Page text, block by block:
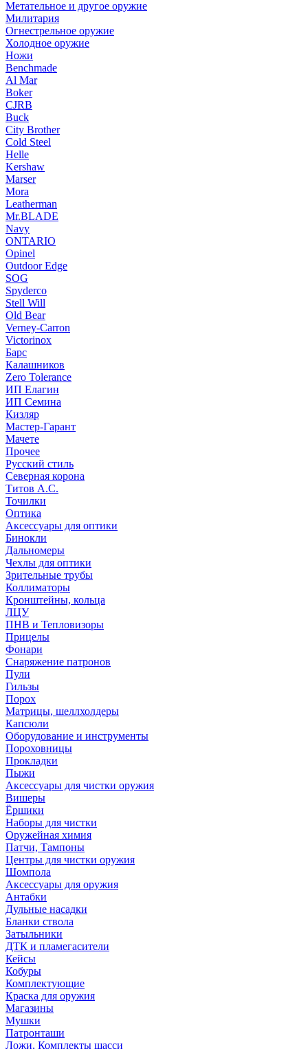
Метательное и другое оружие
Милитария
Огнестрельное оружие
Холодное оружие
Ножи
Benchmade
Al Mar
Boker
CJRB
Buck
City Brother
Cold Steel
Helle
Kershaw
Marser
Mora
Leatherman
Mr.BLADE
Navy
ONTARIO
Opinel
Outdoor Edge
SOG
Spyderco
Stell Will
Old Bear
Verney-Carron
Victorinox
Барс
Калашников
Zero Tolerance
ИП Елагин
ИП Семина
Кизляр
Мастер-Гарант
Мачете
Прочее
Русский стиль
Северная корона
Титов А.С.
Точилки
Оптика
Аксессуары для оптики
Бинокли
Дальномеры
Чехлы для оптики
Зрительные трубы
Коллиматоры
Кронштейны, кольца
ЛЦУ
ПНВ и Тепловизоры
Прицелы
Фонари
Снаряжение патронов
Пули
Гильзы
Порох
Матрицы, шеллхолдеры
Капсюли
Оборудование и инструменты
Пороховницы
Прокладки
Пыжи
Аксессуары для чистки оружия
Вишеры
Ёршики
Наборы для чистки
Оружейная химия
Патчи, Тампоны
Центры для чистки оружия
Шомпола
Аксессуары для оружия
Антабки
Дульные насадки
Бланки ствола
Затыльники
ДТК и пламегасители
Кейсы
Кобуры
Комплектующие
Краска для оружия
Магазины
Мушки
Патронташи
Ложи, Комплекты шасси